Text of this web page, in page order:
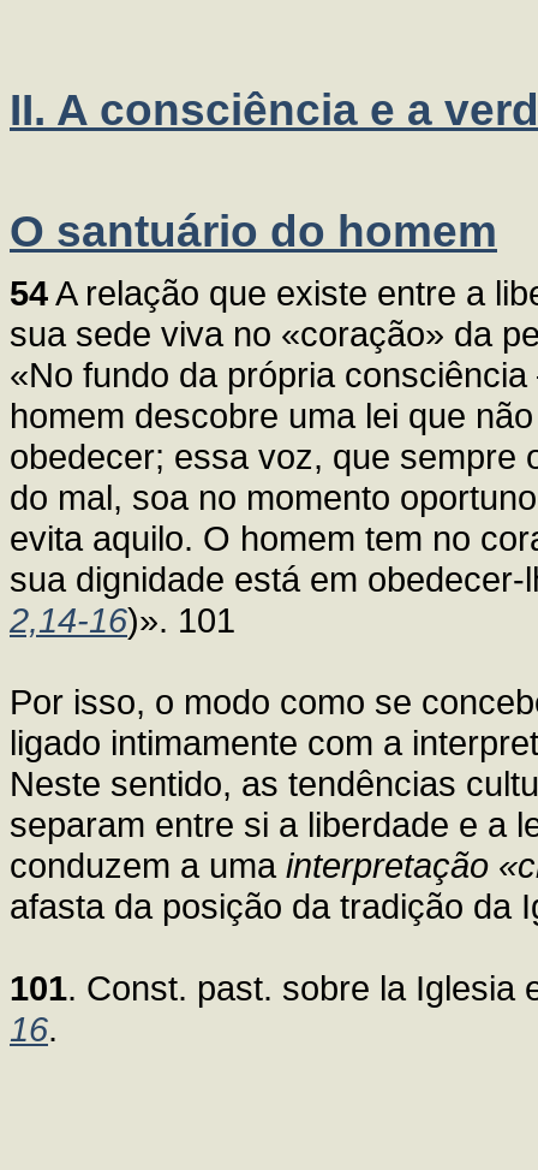
II. A consciência e a
O santuário do homem
54A relação que existe entre a
sua sede viva no «coração» da
«No fundo da própria
homem descobre uma lei que
obedecer; essa voz, que sempre
do mal, soa no momento
evita aquilo. O homem tem no
sua dignidade está em
2,14-16)». 101
Por isso, o modo como se
ligado intimamente com a
Neste sentido, as tendências
separam entre si a liberdade e a
conduzem a uma interpretação
afasta da posição da tradição da
101. Const. past. sobre la Iglesia
16.